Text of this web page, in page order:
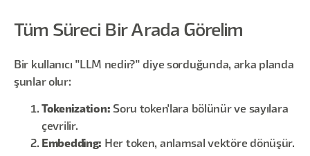
Tüm Süreci Bir Arada Görelim
Bir kullanıcı "LLM nedir?" diye sorduğunda, arka planda
şunlar olur:
Tokenization: Soru token'lara bölünür ve sayılara
çevrilir.
Embedding: Her token, anlamsal vektöre dönüşür.